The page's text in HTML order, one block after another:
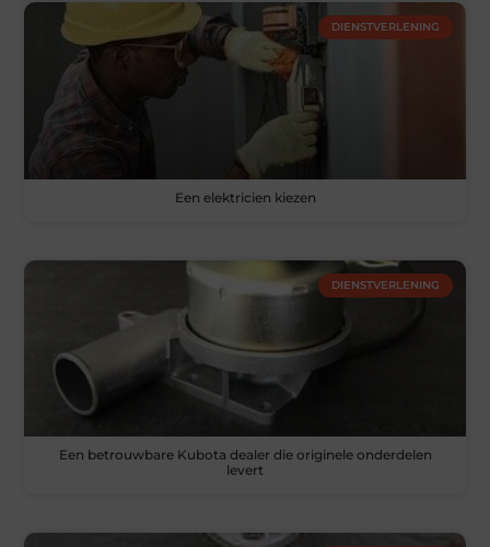
DIENSTVERLENING
Een elektricien kiezen
DIENSTVERLENING
Een betrouwbare Kubota dealer die originele onderdelen
levert